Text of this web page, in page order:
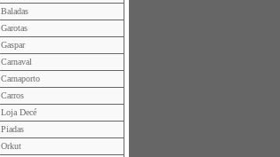
Baladas
Garotas
Gaspar
Carnaval
Carnaporto
Carros
Loja Decé
Piadas
Orkut